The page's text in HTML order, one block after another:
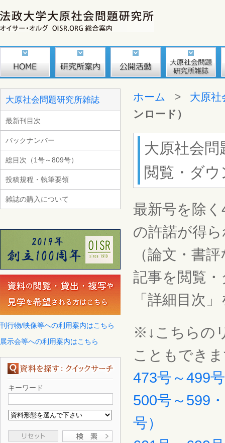
大原社会問題研究所雑誌
最新刊目次
バックナンバー
総目次（1号～809号）
投稿規程・執筆要領
雑誌の購入について
刊行物/映像等への利用案内はこちら
展示会等への利用案内はこちら
キーワード
ホーム > 大原社
ンロード）
大原社会
閲覧・ダ
最新号を除
の許諾が得
（論文・書
記事を閲覧
「詳細目次
※↓こちらの
こともでき
473号～499
500号～599
号）